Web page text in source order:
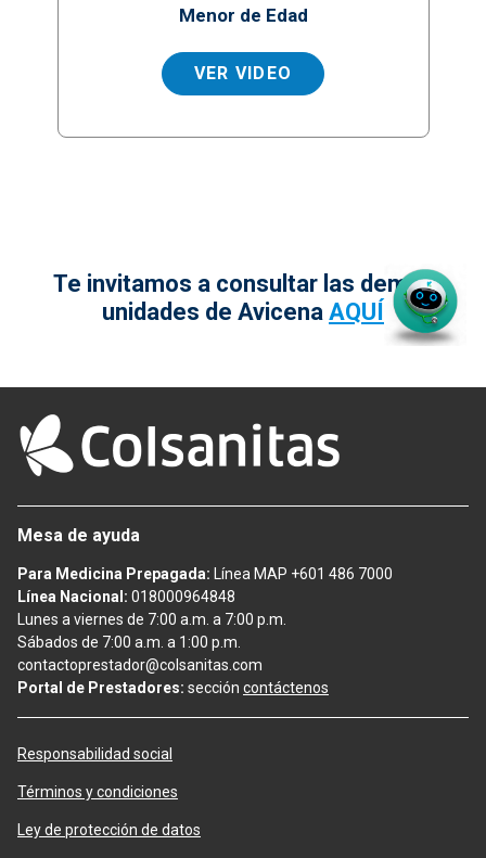
Menor de Edad
VER VIDEO
Te invitamos a consultar las demás
unidades de Avicena AQUÍ
Mesa de ayuda
Para Medicina Prepagada: Línea MAP +601 486 7000
Línea Nacional: 018000964848
Lunes a viernes de 7:00 a.m. a 7:00 p.m.
Sábados de 7:00 a.m. a 1:00 p.m.
contactoprestador@colsanitas.com
Portal de Prestadores: sección contáctenos
Responsabilidad social
Términos y condiciones
Ley de protección de datos